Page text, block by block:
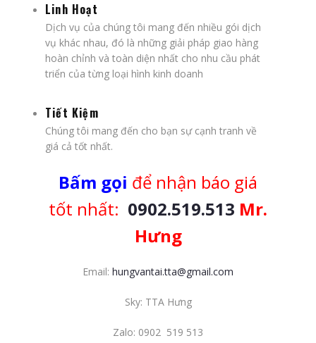
Linh Hoạt
Dịch vụ của chúng tôi mang đến nhiều gói dịch
vụ khác nhau, đó là những giải pháp giao hàng
hoàn chỉnh và toàn diện nhất cho nhu cầu phát
triển của từng loại hình kinh doanh
Tiết Kiệm
Chúng tôi mang đến cho bạn sự cạnh tranh về
giá cả tốt nhất.
Bấm gọi để nhận báo giá
tốt nhất: 0902.519.513 Mr.
Hưng
Email: hungvantai.tta@gmail.com
Sky: TTA Hưng
Zalo: 0902 519 513